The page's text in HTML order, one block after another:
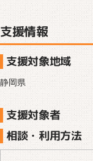
支援情報
支援対象地域
静岡県
支援対象者
相談・利用方法